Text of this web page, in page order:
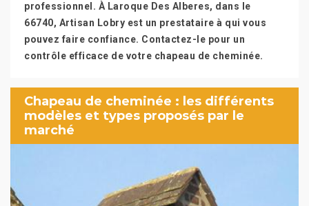
professionnel. À Laroque Des Alberes, dans le
66740, Artisan Lobry est un prestataire à qui vous
pouvez faire confiance. Contactez-le pour un
contrôle efficace de votre chapeau de cheminée.
Chapeau de cheminée : les différents
modèles et types proposés par le
marché